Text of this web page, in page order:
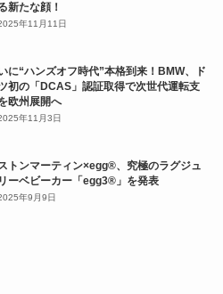
新たな顔！
年11月11日
に“ハンズオフ時代”本格到来！BMW、ド
初の「DCAS」認証取得で次世代運転支
欧州展開へ
年11月3日
トンマーティン×egg®、究極のラグジュ
ーベビーカー「egg3®」を発表
年9月9日